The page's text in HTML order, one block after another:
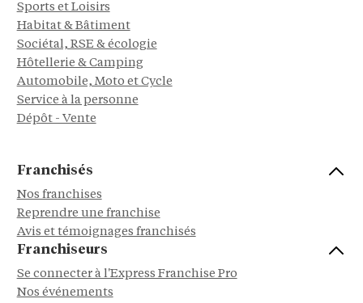
Sports et Loisirs
Habitat & Bâtiment
Sociétal, RSE & écologie
Hôtellerie & Camping
Automobile, Moto et Cycle
Service à la personne
Dépôt - Vente
Franchisés
Nos franchises
Reprendre une franchise
Avis et témoignages franchisés
Franchiseurs
Se connecter à l'Express Franchise Pro
Nos événements